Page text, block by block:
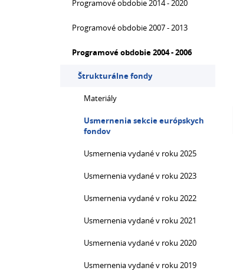
Programové obdobie 2014 - 2020
Programové obdobie 2007 - 2013
Programové obdobie 2004 - 2006
Štrukturálne fondy
Materiály
Usmernenia sekcie európskych
fondov
Usmernenia vydané v roku 2025
Usmernenia vydané v roku 2023
Usmernenia vydané v roku 2022
Usmernenia vydané v roku 2021
Usmernenia vydané v roku 2020
Usmernenia vydané v roku 2019